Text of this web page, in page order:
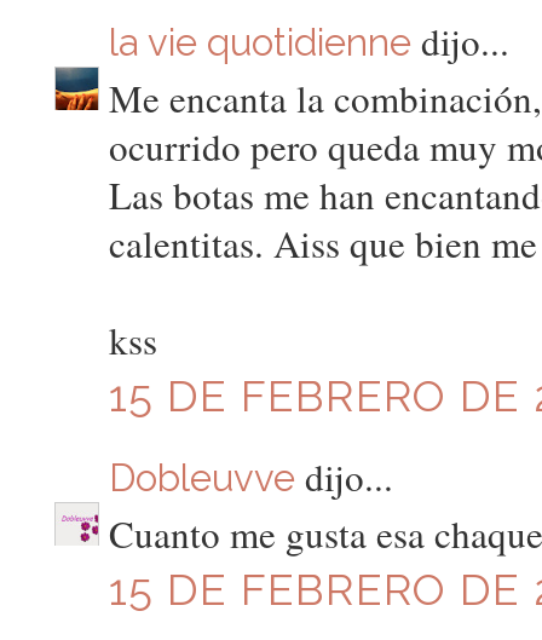
la vie quotidienne dijo...
Me encanta la
ocurrido pero queda muy
Las botas me han
calentitas. Aiss que bien
kss
15 DE FEBRERO
Dobleuvve dijo...
Cuanto me gusta esa
15 DE FEBRERO DE